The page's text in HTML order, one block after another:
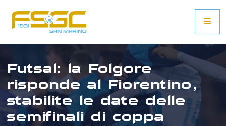
Futsal: la Folgore
risponde al Fiorentino,
stabilite le date delle
semifinali di coppa